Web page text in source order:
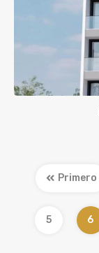
Primero
5 6